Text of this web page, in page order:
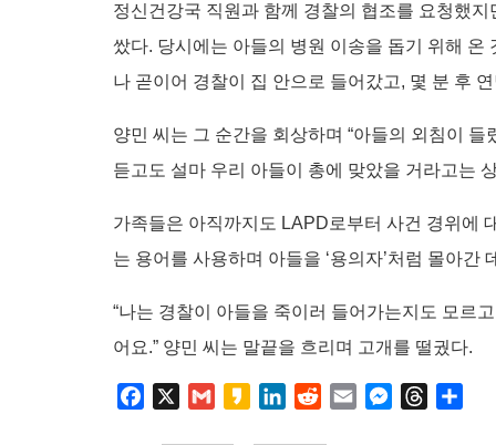
정신건강국 직원과 함께 경찰의 협조를 요청했
쌌다. 당시에는 아들의 병원 이송을 돕기 위해 온
나 곧이어 경찰이 집 안으로 들어갔고, 몇 분 후
양민 씨는 그 순간을 회상하며 “아들의 외침이
듣고도 설마 우리 아들이 총에 맞았을 거라고는
가족들은 아직까지도 LAPD로부터 사건 경위에
는 용어를 사용하며 아들을 ‘용의자’처럼 몰아간
“나는 경찰이 아들을 죽이러 들어가는지도 모르
어요.” 양민 씨는 말끝을 흐리며 고개를 떨궜다.
R
M